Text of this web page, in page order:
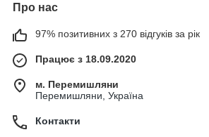
Про нас
97% позитивних з 270 відгуків за рік
Працює з 18.09.2020
м. Перемишляни
Перемишляни, Україна
Контакти